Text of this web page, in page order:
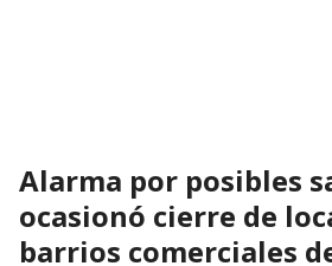
Alarma por posibles
ocasionó cierre de
barrios comerciales